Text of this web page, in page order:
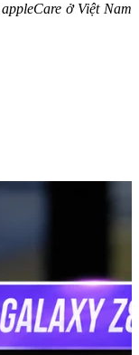
ở Việt Nam